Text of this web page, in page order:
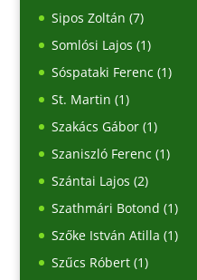
Sipos Zoltán (7)
Somlósi Lajos (1)
Sóspataki Ferenc (1)
St. Martin (1)
Szakács Gábor(1)
Szaniszló Ferenc (1)
Szántai Lajos (2)
Szathmári Botond (1)
Szőke István Atilla (1)
Szűcs Róbert(1)